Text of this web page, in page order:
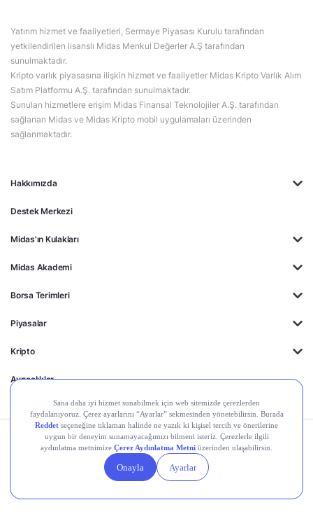
Hakkımızda
Destek Merkezi
Midas'ın Kulakları
Midas Akademi
Borsa Terimleri
Piyasalar
Kripto
Ayrıcalıklar
Yatırım hizmet ve faaliyetleri, Sermaye Piyasası Kurulu tarafından
yetkilendirilen lisanslı Midas Menkul Değerler A.Ş tarafından
sunulmaktadır.
Kripto varlık piyasasına ilişkin hizmet ve faaliyetler Midas Kripto Varlık Alım
Satım Platformu A.Ş. tarafından sunulmaktadır.
Sunulan hizmetlere erişim Midas Finansal Teknolojiler A.Ş. tarafından
sağlanan Midas ve Midas Kripto mobil uygulamaları üzerinden
sağlanmaktadır.
© 2026 Midas Finansal Teknolojiler A.Ş. Tüm hakları saklıdır.
Kişisel Verilerin
Gizlilik
Politikası
Yasal
Duyurular
Çerez